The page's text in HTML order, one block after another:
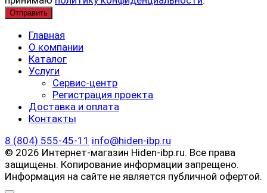
Главная
О компании
Каталог
Услуги
Сервис-центр
Регистрация проекта
Доставка и оплата
Контакты
8 (804) 555-45-11 info@hiden-ibp.ru
© 2026 Интернет-магазин Hiden-ibp.ru. Все права
защищены. Копирование информации запрещено.
Информация на сайте не является публичной офертой.